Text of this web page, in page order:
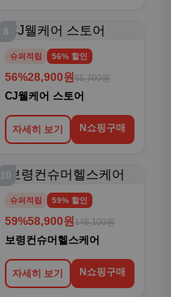
8
슈퍼적립 56% 할인
56%28,900원 65,700원
CJ웰케어 스토어
자세히 보기 N쇼핑구매
10
슈퍼적립 59% 할인
59%58,900원 145,100원
보령컨슈머헬스케어
자세히 보기 N쇼핑구매